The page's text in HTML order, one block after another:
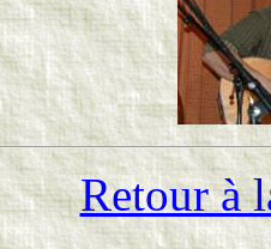
Retour à